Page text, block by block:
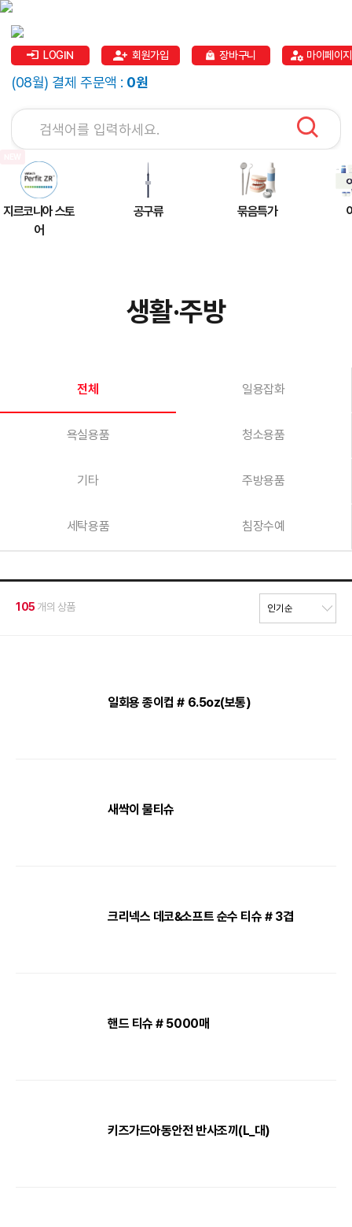
LOGIN 회원가입 장바구니 마이페이지
(08월) 결제 주문액 : 0원
지르코니아 스토
어
공구류 묶음특가
생활·주방
전체 일용잡화
욕실용품 청소용품
기타 주방용품
세탁용품 침장수예
105 개의 상품
일회용 종이컵 # 6.5oz(보통)
새싹이 물티슈
크리넥스 데코&소프트 순수 티슈 # 3겹
핸드 티슈 # 5000매
키즈가드아동안전 반사조끼(L_대)